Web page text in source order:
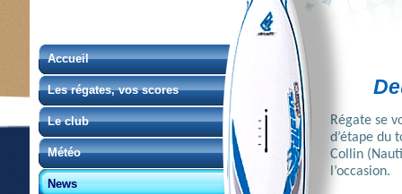
Accueil
Les régates, vos scores
Le club
Météo
News
Régate se
d’étape du
Collin
l’occasion.